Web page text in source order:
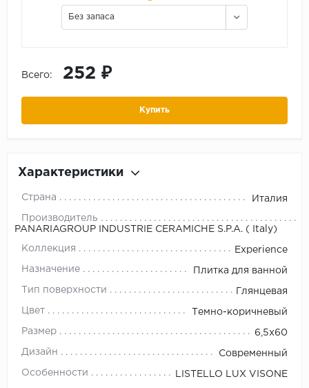
Без запаса
Всего: 252 ₽
Купить
Характеристики
Страна Италия
Производитель
PANARIAGROUP INDUSTRIE CERAMICHE S.P.A. ( Italy)
Коллекция Experience
Назначение Плитка для ванной
Тип поверхности Глянцевая
Цвет Темно-коричневый
Размер 6,5x60
Дизайн Современный
Особенности LISTELLO LUX VISONE